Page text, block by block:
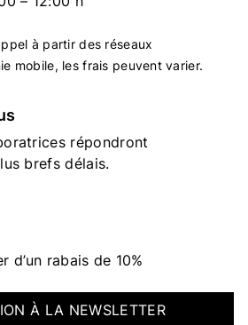
à partir des réseaux
mobile, les frais peuvent varier.
répondront
brefs délais.
d’un rabais de 10%
À LA NEWSLETTER